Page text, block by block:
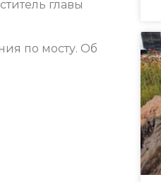
главы
по мосту. Об